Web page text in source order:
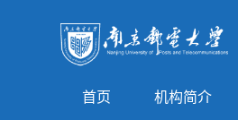
首页 机构简介